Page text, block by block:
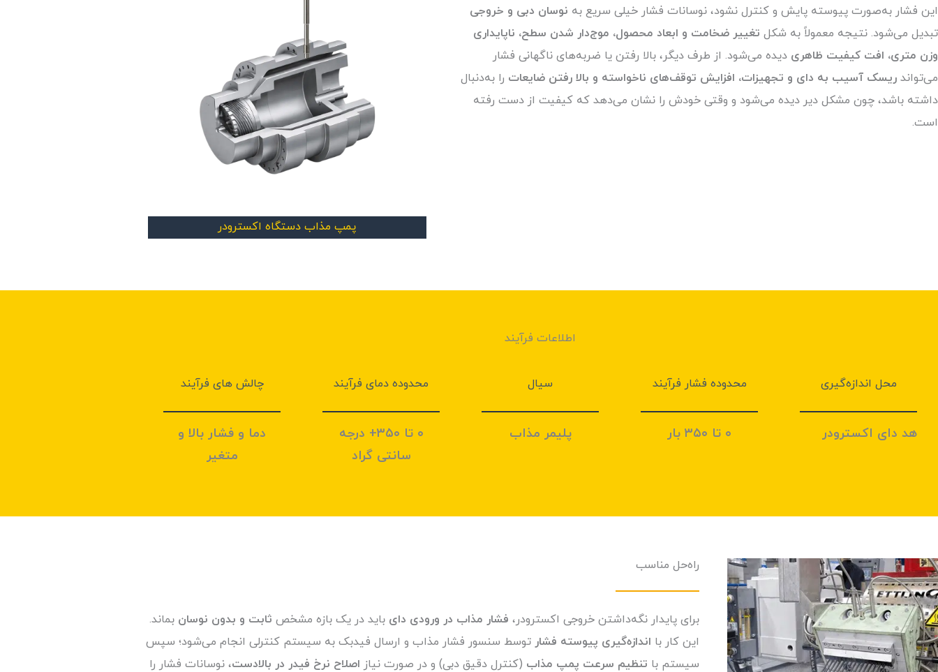
این فشار به‌صورت پیوسته پایش و کنترل نشود، نوسانات فشار خیلی سریع به نوسان دبی و خروجی
تبدیل می‌شود. نتیجه معمولاً به شکل تغییر ضخامت و ابعاد محصول، موج‌دار شدن سطح، ناپایداری
وزن متری، افت کیفیت ظاهری دیده می‌شود. از طرف دیگر، بالا رفتن یا ضربه‌های ناگهانی فشار
می‌تواند ریسک آسیب به دای و تجهیزات، افزایش توقف‌های ناخواسته و بالا رفتن ضایعات را به‌دنبال
داشته باشد، چون مشکل دیر دیده می‌شود و وقتی خودش را نشان می‌دهد که کیفیت از دست رفته
است.
پمپ مذاب دستگاه اکسترودر
اطلاعات فرآیند
محل اندازه‌گیری
هد دای اکسترودر
محدوده فشار فرآیند
۰ تا ۳۵۰ بار
سیال
پلیمر مذاب
محدوده دمای فرآیند
۰ تا ۳۵۰+ درجه
سانتی گراد
چالش های فرآيند
دما و فشار بالا و
متغیر
راه‌حل مناسب
برای پایدار نگه‌داشتن خروجی اکسترودر، فشار مذاب در ورودی دای باید در یک بازه مشخص ثابت و بدون نوسان بماند.
این کار با اندازه‌گیری پیوسته فشار توسط سنسور فشار مذاب و ارسال فیدبک به سیستم کنترلی انجام می‌شود؛ سپس
سیستم با تنظیم سرعت پمپ مذاب (کنترل دقیق دبی) و در صورت نیاز اصلاح نرخ فیدر در بالادست، نوسانات فشار را